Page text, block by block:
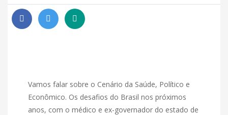
Vamos falar sobre o Cenário da Saúde, Político e
Econômico. Os desafios do Brasil nos próximos
anos, com o médico e ex-governador do estado de